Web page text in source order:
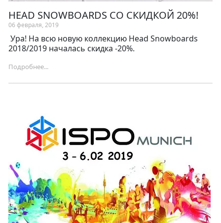
HEAD SNOWBOARDS СО СКИДКОЙ 20%!
06 февраля, 2019
Ура! На всю новую коллекцию Head Snowboards
2018/2019 началась скидка -20%.
Подробнее...